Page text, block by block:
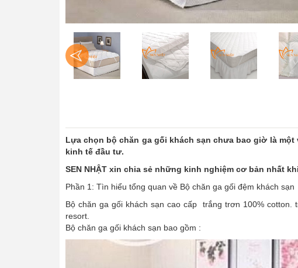
Lựa chọn bộ chăn ga gối khách sạn chưa bao giờ là
kinh tế đầu tư.
SEN NHẬT xin chia sẻ những kinh nghiệm cơ bản nhất
Phần 1: Tìn hiểu tổng quan về Bộ chăn ga gối đệm khách sạn
Bộ chăn ga gối khách sạn cao cấp trắng trơn 100%
resort.
Bộ chăn ga gối khách sạn bao gồm :